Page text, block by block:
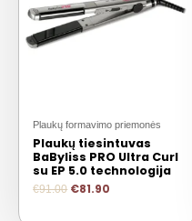
Plaukų formavimo priemonės
Plaukų tiesintuvas
BaByliss PRO Ultra Curl
su EP 5.0 technologija
€91.00 €81.90